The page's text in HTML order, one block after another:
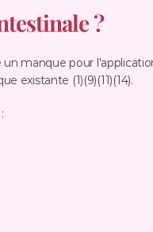
?
un manque pour
existante (1)(9)(11)(14).